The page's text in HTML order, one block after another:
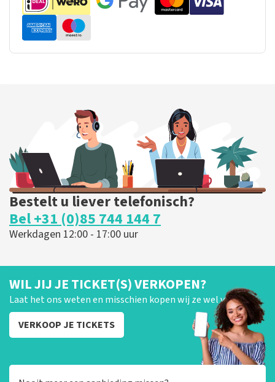
Bestelt u liever telefonisch?
Bel +31 (0)85 744 144 7
Werkdagen 12:00 - 17:00 uur
WIL JIJ JE TICKET(S) VERKOPEN?
Laat het ons weten en misschien kopen wij ze wel van je!
VERKOOP JE TICKETS